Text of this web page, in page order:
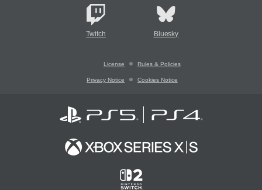
Twitch Bluesky
License Rules & Policies
Privacy Notice Cookies Notice